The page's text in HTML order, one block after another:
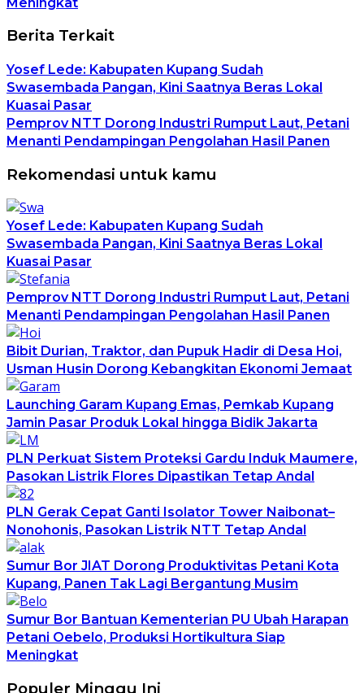
Berita Terkait
Yosef Lede: Kabupaten Kupang Sudah
Swasembada Pangan, Kini Saatnya Beras Lokal
Kuasai Pasar
Pemprov NTT Dorong Industri Rumput Laut, Petani
Menanti Pendampingan Pengolahan Hasil Panen
Rekomendasi untuk kamu
Yosef Lede: Kabupaten Kupang Sudah
Swasembada Pangan, Kini Saatnya Beras Lokal
Kuasai Pasar
Pemprov NTT Dorong Industri Rumput Laut, Petani
Menanti Pendampingan Pengolahan Hasil Panen
Bibit Durian, Traktor, dan Pupuk Hadir di Desa Hoi,
Usman Husin Dorong Kebangkitan Ekonomi Jemaat
Launching Garam Kupang Emas, Pemkab Kupang
Jamin Pasar Produk Lokal hingga Bidik Jakarta
PLN Perkuat Sistem Proteksi Gardu Induk Maumere,
Pasokan Listrik Flores Dipastikan Tetap Andal
PLN Gerak Cepat Ganti Isolator Tower Naibonat–
Nonohonis, Pasokan Listrik NTT Tetap Andal
Sumur Bor JIAT Dorong Produktivitas Petani Kota
Kupang, Panen Tak Lagi Bergantung Musim
Sumur Bor Bantuan Kementerian PU Ubah Harapan
Petani Oebelo, Produksi Hortikultura Siap
Meningkat
Populer Minggu Ini